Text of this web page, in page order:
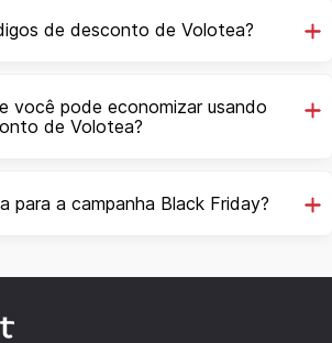
de desconto de Volotea?
você pode economizar usando
de Volotea?
para a campanha Black Friday?